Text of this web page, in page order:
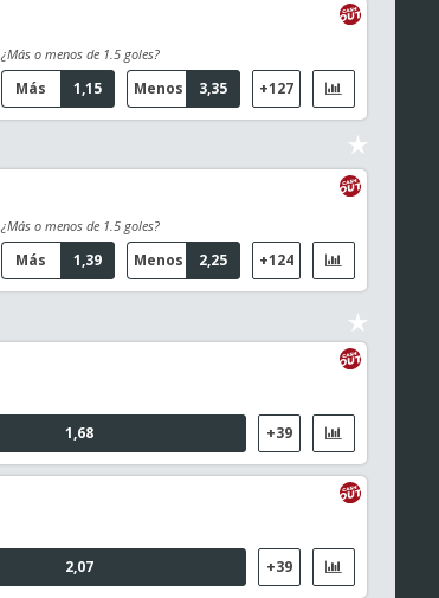
¿Más o menos de 1.5 goles?
1,15
Más 3,35
Menos +127
¿Más o menos de 1.5 goles?
1,39
Más 2,25
Menos +124
1,68 +39
2,07 +39